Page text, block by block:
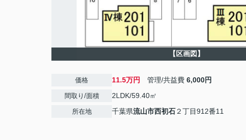
【区画図】
価格 11.5万円 管理/共益費 6,000円
間取り/面積 2LDK/59.40㎡
所在地 千葉県流山市西初石２丁目912番11